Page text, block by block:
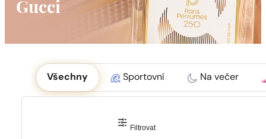
Gucci
Okoliczność
Všechny Sportovní Na večer
Filtrovat